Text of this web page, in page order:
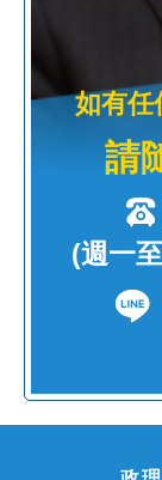
如有任
請
(週一